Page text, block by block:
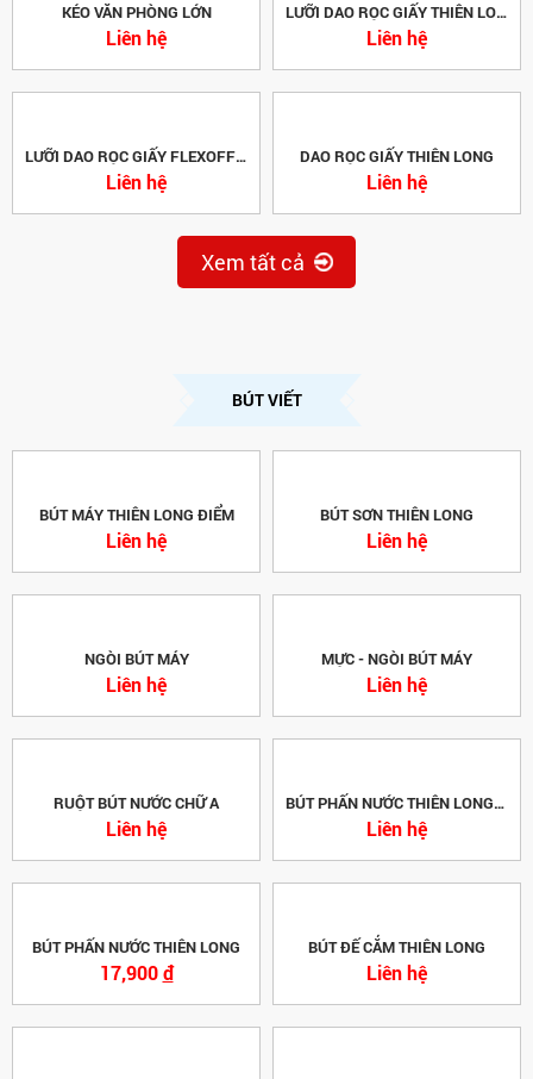
KÉO VĂN PHÒNG LỚN
Liên hệ
LƯỠI DAO RỌC GIẤY THIÊN LONG -
Liên hệ
LƯỠI DAO RỌC GIẤY FLEXOFFICE
Liên hệ
DAO RỌC GIẤY THIÊN LONG
Liên hệ
Xem tất cả
BÚT VIẾT
BÚT MÁY THIÊN LONG ĐIỂM
Liên hệ
BÚT SƠN THIÊN LONG
Liên hệ
NGÒI BÚT MÁY
Liên hệ
MỰC - NGÒI BÚT MÁY
Liên hệ
RUỘT BÚT NƯỚC CHỮ A
Liên hệ
BÚT PHẤN NƯỚC THIÊN LONG CM-01
Liên hệ
BÚT PHẤN NƯỚC THIÊN LONG
17,900đ
BÚT ĐẾ CẮM THIÊN LONG
Liên hệ